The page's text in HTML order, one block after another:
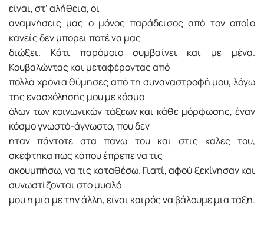
είναι, στ’ αλήθεια, οι
αναµνήσεις µας ο µόνος παράδεισος από τον οποίο
κανείς δεν µπορεί ποτέ να µας
διώξει. Κάτι παρόµοιο συµβαίνει και µε µένα.
Κουβαλώντας και µεταφέροντας από
πολλά χρόνια θύµησες από τη συναναστροφή µου, λόγω
της ενασχόλησής µου µε κόσµο
όλων των κοινωνικών τάξεων και κάθε µόρφωσης, έναν
κόσµο γνωστό-άγνωστο, που δεν
ήταν πάντοτε στα πάνω του και στις καλές του,
σκέφτηκα πως κάπου έπρεπε να τις
ακουµπήσω, να τις καταθέσω. Γιατί, αφού ξεκίνησαν και
συνωστίζονται στο µυαλό
µου η µια µε την άλλη, είναι καιρός να βάλουµε µια τάξη.